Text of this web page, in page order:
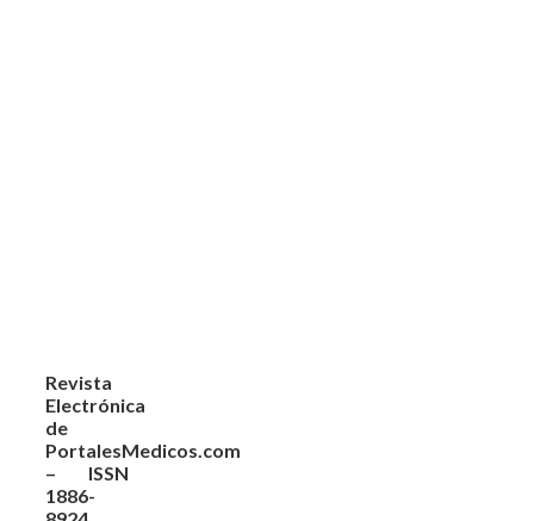
Revista
Electrónica
de
PortalesMedicos.com
– ISSN
1886-